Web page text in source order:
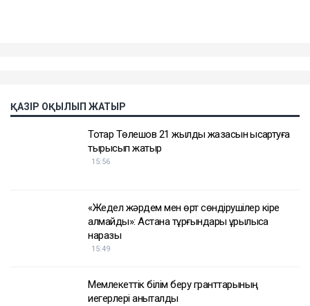
ҚАЗІР ОҚЫЛЫП ЖАТЫР
Тоқтар Төлешов 21 жылдық жазасын қысқартуға
тырысып жатыр
15:56
«Жедел жәрдем мен өрт сөндірушілер кіре
алмайды»: Астана тұрғындары құрылысқа
наразы
15:49
Мемлекеттік білім беру гранттарының
иегерлері анықталды